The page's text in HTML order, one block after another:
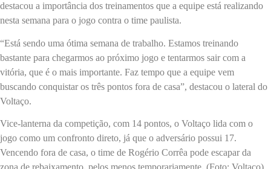
destacou a importância dos treinamentos que a equipe está realizando
nesta semana para o jogo contra o time paulista.
“Está sendo uma ótima semana de trabalho. Estamos treinando
bastante para chegarmos ao próximo jogo e tentarmos sair com a
vitória, que é o mais importante. Faz tempo que a equipe vem
buscando conquistar os três pontos fora de casa”, destacou o lateral do
Voltaço.
Vice-lanterna da competição, com 14 pontos, o Voltaço lida com o
jogo como um confronto direto, já que o adversário possui 17.
Vencendo fora de casa, o time de Rogério Corrêa pode escapar da
zona de rebaixamento, pelos menos temporariamente. (Foto: Voltaço)